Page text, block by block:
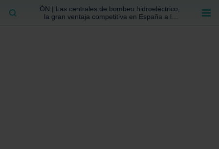
ÓN | Las centrales de bombeo hidroeléctrico,
la gran ventaja competitiva en España a la
BUSCAR